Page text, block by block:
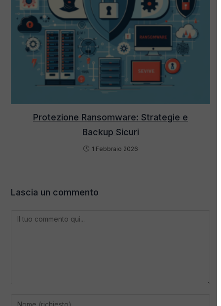
Protezione Ransomware: Strategie e
Backup Sicuri
1 Febbraio 2026
Lascia un commento